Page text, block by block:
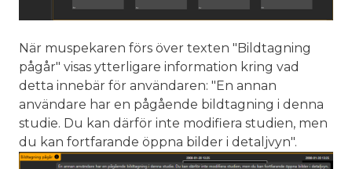
När muspekaren förs över texten "Bildtagning
pågår" visas ytterligare information kring vad
detta innebär för användaren: "En annan
användare har en pågående bildtagning i denna
studie. Du kan därför inte modifiera studien, men
du kan fortfarande öppna bilder i detaljvyn".